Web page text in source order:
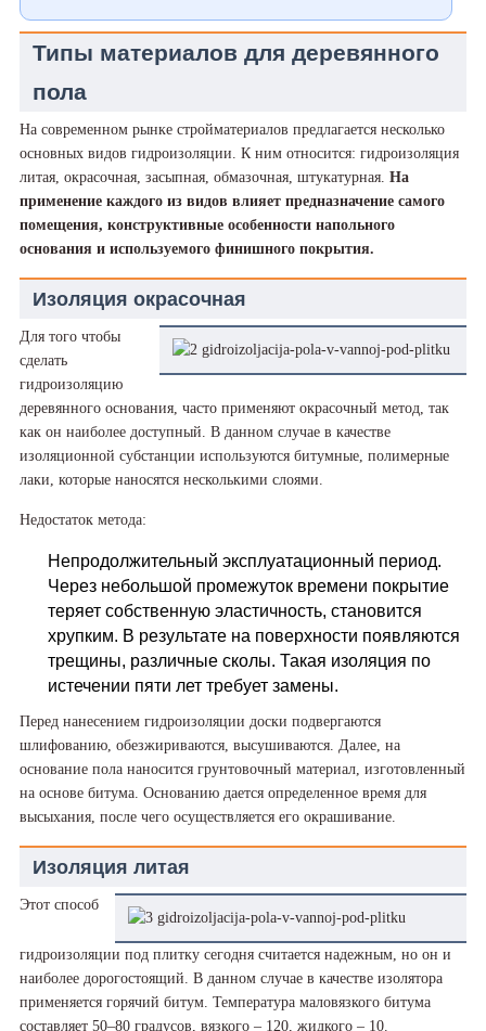
Типы материалов для деревянного
пола
На современном рынке стройматериалов предлагается несколько
основных видов гидроизоляции. К ним относится: гидроизоляция
литая, окрасочная, засыпная, обмазочная, штукатурная. На
применение каждого из видов влияет предназначение самого
помещения, конструктивные особенности напольного
основания и используемого финишного покрытия.
Изоляция окрасочная
Для того чтобы
сделать
гидроизоляцию
деревянного основания, часто применяют окрасочный метод, так
как он наиболее доступный. В данном случае в качестве
изоляционной субстанции используются битумные, полимерные
лаки, которые наносятся несколькими слоями.
Недостаток метода:
Непродолжительный эксплуатационный период.
Через небольшой промежуток времени покрытие
теряет собственную эластичность, становится
хрупким. В результате на поверхности появляются
трещины, различные сколы. Такая изоляция по
истечении пяти лет требует замены.
Перед нанесением гидроизоляции доски подвергаются
шлифованию, обезжириваются, высушиваются. Далее, на
основание пола наносится грунтовочный материал, изготовленный
на основе битума. Основанию дается определенное время для
высыхания, после чего осуществляется его окрашивание.
Изоляция литая
Этот способ
гидроизоляции под плитку сегодня считается надежным, но он и
наиболее дорогостоящий. В данном случае в качестве изолятора
применяется горячий битум. Температура маловязкого битума
составляет 50–80 градусов, вязкого – 120, жидкого – 10.